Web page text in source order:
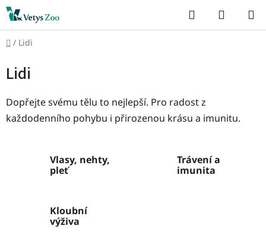
Přejít
na
obsah
Hledat
KOŠÍK
Domů
/ Lidi
Lidi
Dopřejte svému tělu to nejlepší. Pro radost z
každodenního pohybu i přirozenou krásu a imunitu.
Vlasy, nehty,
pleť
Trávení a
imunita
Kloubní
výživa